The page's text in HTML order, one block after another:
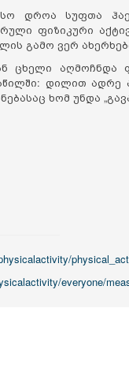
დროა სუფთა
ფიზიკური
გამო ვერ
ცხელი აღმოჩნდა
დილით ადრე
ხომ უნდა
everyone/